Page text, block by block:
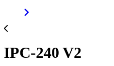
IPC-240 V2